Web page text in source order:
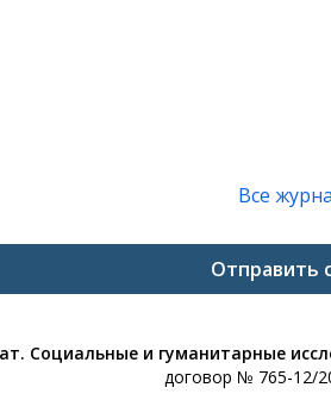
Все
Отправить
Социальные и гуманитарные
договор № 765-12/